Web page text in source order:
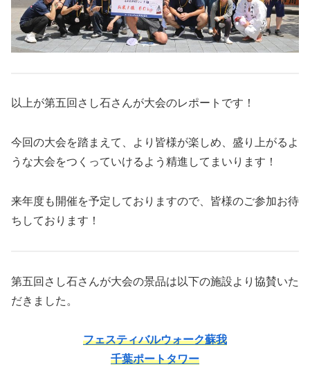
以上が第五回さし石さんが大会のレポートです！
今回の大会を踏まえて、より皆様が楽しめ、盛り上がるよ
うな大会をつくっていけるよう精進してまいります！
来年度も開催を予定しておりますので、皆様のご参加お待
ちしております！
第五回さし石さんが大会の景品は以下の施設より協賛いた
だきました。
フェスティバルウォーク蘇我
千葉ポートタワー